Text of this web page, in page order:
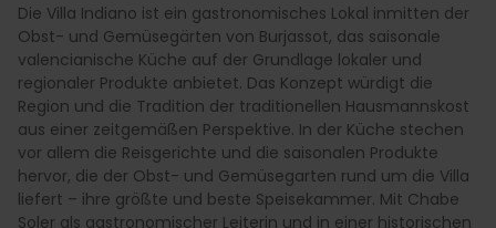
Die Villa Indiano ist ein gastronomisches Lokal inmitten der
Obst- und Gemüsegärten von Burjassot, das saisonale
valencianische Küche auf der Grundlage lokaler und
regionaler Produkte anbietet. Das Konzept würdigt die
Region und die Tradition der traditionellen Hausmannskost
aus einer zeitgemäßen Perspektive. In der Küche stechen
vor allem die Reisgerichte und die saisonalen Produkte
hervor, die der Obst- und Gemüsegarten rund um die Villa
liefert – ihre größte und beste Speisekammer. Mit Chabe
Soler als gastronomischer Leiterin und in einer historischen